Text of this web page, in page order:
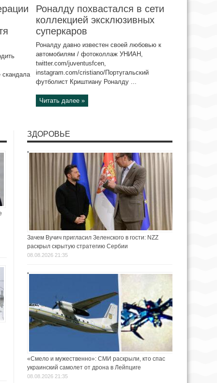
Роналду похвастался в сети
коллекцией эксклюзивных
суперкаров
Роналду давно известен своей любовью к
автомобилям / фотоколлаж УНИАН,
twitter.com/juventusfcen,
instagram.com/cristiano/Португальский
футболист Криштиану Роналду ...
Читать далее »
ЗДОРОВЬЕ
Зачем Вучич пригласил Зеленского в гости: NZZ
раскрыл скрытую стратегию Сербии
08.08.2026 21:35
«Смело и мужественно»: СМИ раскрыли, кто спас
украинский самолет от дрона в Лейпциге
08.08.2026 21:35